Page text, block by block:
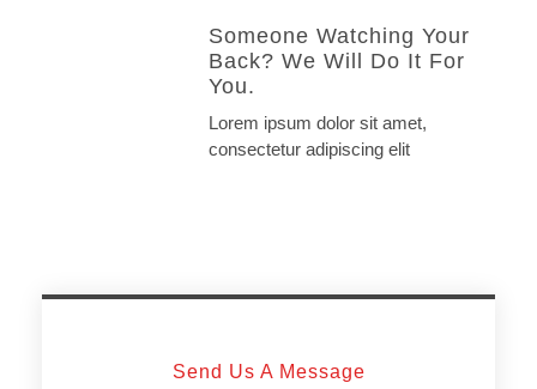
Someone Watching Your
Back? We Will Do It For
You.
Lorem ipsum dolor sit amet,
consectetur adipiscing elit
Send Us A Message